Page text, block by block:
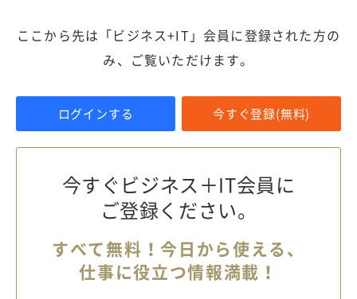
ここから先は「ビジネス+IT」会員に登録された方の
み、ご覧いただけます。
ログインする 今すぐ登録(無料)
今すぐビジネス＋IT会員に
ご登録ください。
すべて無料！今日から使える、
仕事に役立つ情報満載！